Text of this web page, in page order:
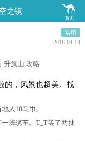

首页
之镜
实用
2018-04-14
升旗山 攻略
的，风景也超美。找
人10马币。
班缆车。T_T等了两批